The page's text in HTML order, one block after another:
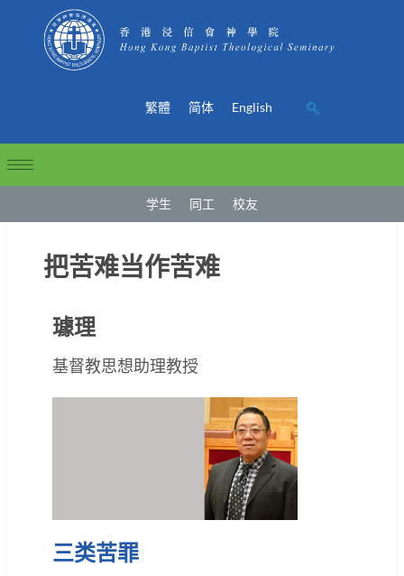
繁體 简体 English
学生 同工 校友
把苦难当作苦难
璩理
基督教思想助理教授
三类苦罪